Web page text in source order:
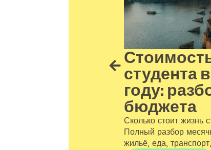
студента
году:
бюджета
Сколько стоит жизнь
Полный разбор
жильё, еда,